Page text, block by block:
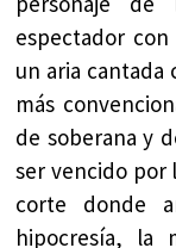
espectador
un aria
más
de soberana y
ser vencido por
corte donde
hipocresía, la